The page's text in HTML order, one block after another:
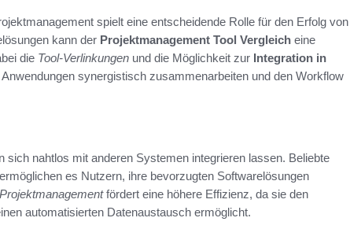
spielt eine entscheidende Rolle für den Erfolg von
kann der Projektmanagement Tool Vergleich eine
die Tool-Verlinkungen und die Möglichkeit zur Integration in
synergistisch zusammenarbeiten und den Workflow
sich nahtlos mit anderen Systemen integrieren lassen. Beliebte
es Nutzern, ihre bevorzugten Softwarelösungen
fördert eine höhere Effizienz, da sie den
automatisierten Datenaustausch ermöglicht.